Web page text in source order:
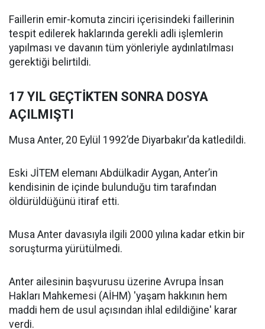
Faillerin emir-komuta zinciri içerisindeki faillerinin
tespit edilerek haklarında gerekli adli işlemlerin
yapılması ve davanın tüm yönleriyle aydınlatılması
gerektiği belirtildi.
17 YIL GEÇTİKTEN SONRA DOSYA
AÇILMIŞTI
Musa Anter, 20 Eylül 1992’de Diyarbakır'da katledildi.
Eski JİTEM elemanı Abdülkadir Aygan, Anter’in
kendisinin de içinde bulunduğu tim tarafından
öldürüldüğünü itiraf etti.
Musa Anter davasıyla ilgili 2000 yılına kadar etkin bir
soruşturma yürütülmedi.
Anter ailesinin başvurusu üzerine Avrupa İnsan
Hakları Mahkemesi (AİHM) 'yaşam hakkının hem
maddi hem de usul açısından ihlal edildiğine' karar
verdi.